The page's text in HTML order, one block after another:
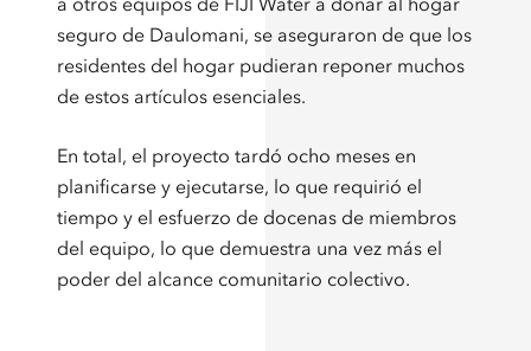
seguro de Daulomani, se aseguraron de que los
residentes del hogar pudieran reponer muchos
de estos artículos esenciales.
En total, el proyecto tardó ocho meses en
planificarse y ejecutarse, lo que requirió el
tiempo y el esfuerzo de docenas de miembros
del equipo, lo que demuestra una vez más el
poder del alcance comunitario colectivo.